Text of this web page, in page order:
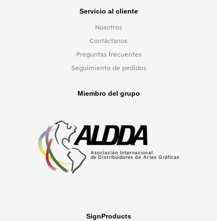
Servicio al cliente
Nosotros
Contáctanos
Preguntas frecuentes
Seguimiento de pedidos
Miembro del grupo
SignProducts